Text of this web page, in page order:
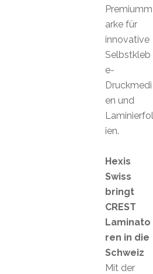
Premiumm
arke für
innovative
Selbstkleb
e-
Druckmedi
en und
Laminierfol
ien.
Hexis
Swiss
bringt
CREST
Laminato
ren in die
Schweiz
Mit der